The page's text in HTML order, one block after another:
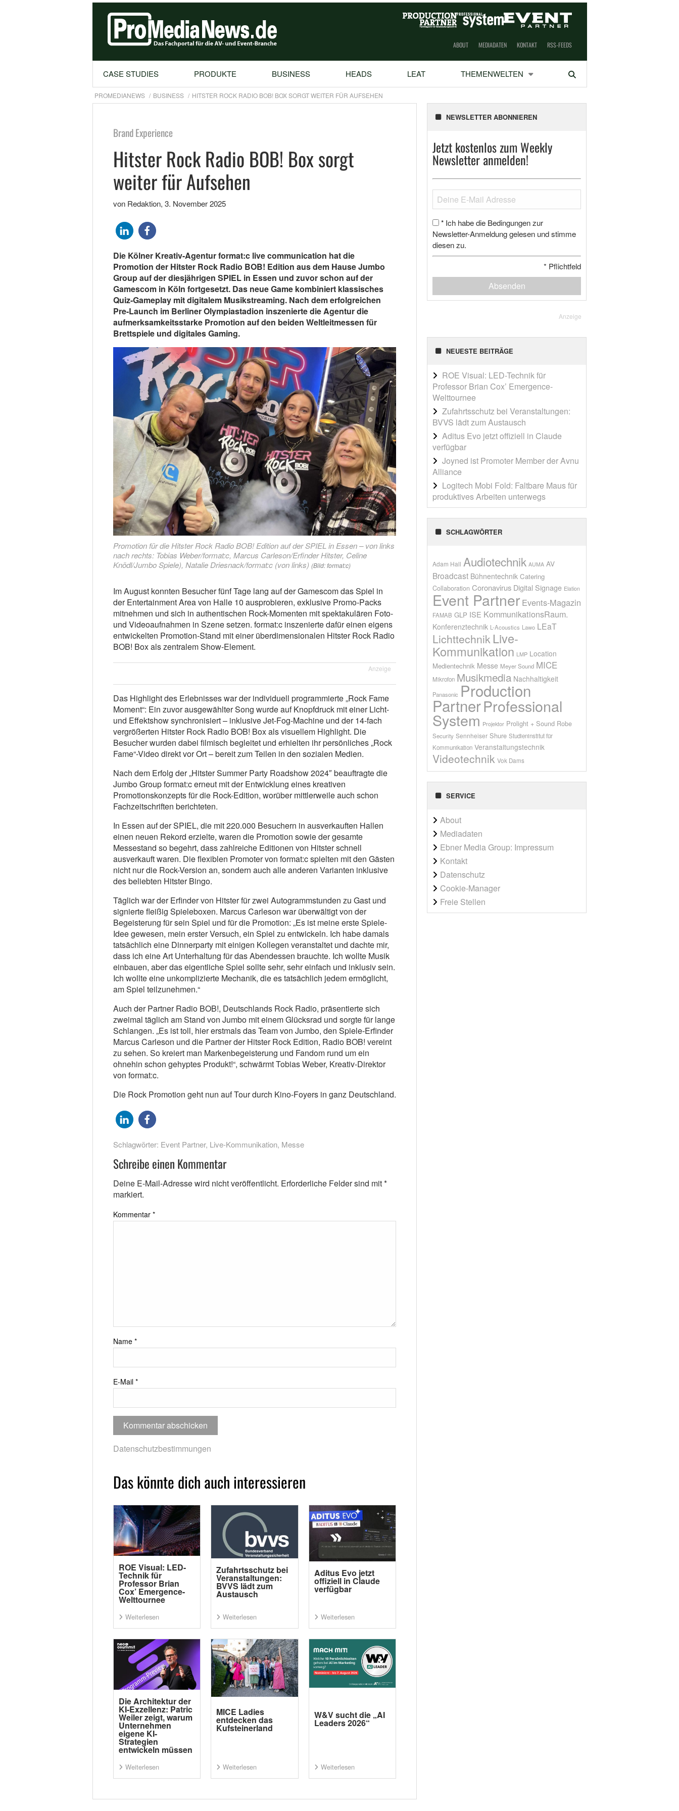
ABOUT MEDIADATEN KONTAKT RSS-FEEDS
CASE STUDIES PRODUKTE BUSINESS HEADS LEAT THEMENWELTEN Suchen
PROMEDIANEWS BUSINESS HITSTER ROCK RADIO BOB! BOX SORGT WEITER FÜR AUFSEHEN
Brand Experience
Hitster Rock Radio BOB! Box sorgt
weiter für Aufsehen
von Redaktion, 3. November 2025
Die Kölner Kreativ-Agentur format:c live communication hat die
Promotion der Hitster Rock Radio BOB! Edition aus dem Hause Jumbo
Group auf der diesjährigen SPIEL in Essen und zuvor schon auf der
Gamescom in Köln fortgesetzt. Das neue Game kombiniert klassisches
Quiz-Gameplay mit digitalem Musikstreaming. Nach dem erfolgreichen
Pre-Launch im Berliner Olympiastadion inszenierte die Agentur die
aufmerksamkeitsstarke Promotion auf den beiden Weltleitmessen für
Brettspiele und digitales Gaming.
Promotion für die Hitster Rock Radio BOB! Edition auf der SPIEL in Essen – von links
nach rechts: Tobias Weber/format:c, Marcus Carleson/Erfinder Hitster, Celine
Knödl/Jumbo Spiele), Natalie Driesnack/format:c (von links) (Bild: format:c)
Im August konnten Besucher fünf Tage lang auf der Gamescom das Spiel in
der Entertainment Area von Halle 10 ausprobieren, exklusive Promo-Packs
mitnehmen und sich in authentischen Rock-Momenten mit spektakulären Foto-
und Videoaufnahmen in Szene setzen. format:c inszenierte dafür einen eigens
entwickelten Promotion-Stand mit einer überdimensionalen Hitster Rock Radio
BOB! Box als zentralem Show-Element.
Anzeige
Das Highlight des Erlebnisses war der individuell programmierte „Rock Fame
Moment“: Ein zuvor ausgewählter Song wurde auf Knopfdruck mit einer Licht-
und Effektshow synchronisiert – inklusive Jet-Fog-Machine und der 14-fach
vergrößerten Hitster Rock Radio BOB! Box als visuellem Highlight. Die
Besucher wurden dabei filmisch begleitet und erhielten ihr persönliches „Rock
Fame“-Video direkt vor Ort – bereit zum Teilen in den sozialen Medien.
Nach dem Erfolg der „Hitster Summer Party Roadshow 2024″ beauftragte die
Jumbo Group format:c erneut mit der Entwicklung eines kreativen
Promotionskonzepts für die Rock-Edition, worüber mittlerweile auch schon
Fachzeitschriften berichteten.
In Essen auf der SPIEL, die mit 220.000 Besuchern in ausverkauften Hallen
einen neuen Rekord erzielte, waren die Promotion sowie der gesamte
Messestand so begehrt, dass zahlreiche Editionen von Hitster schnell
ausverkauft waren. Die flexiblen Promoter von format:c spielten mit den Gästen
nicht nur die Rock-Version an, sondern auch alle anderen Varianten inklusive
des beliebten Hitster Bingo.
Täglich war der Erfinder von Hitster für zwei Autogrammstunden zu Gast und
signierte fleißig Spieleboxen. Marcus Carleson war überwältigt von der
Begeisterung für sein Spiel und für die Promotion: „Es ist meine erste Spiele-
Idee gewesen, mein erster Versuch, ein Spiel zu entwickeln. Ich habe damals
tatsächlich eine Dinnerparty mit einigen Kollegen veranstaltet und dachte mir,
dass ich eine Art Unterhaltung für das Abendessen brauchte. Ich wollte Musik
einbauen, aber das eigentliche Spiel sollte sehr, sehr einfach und inklusiv sein.
Ich wollte eine unkomplizierte Mechanik, die es tatsächlich jedem ermöglicht,
am Spiel teilzunehmen.“
Auch der Partner Radio BOB!, Deutschlands Rock Radio, präsentierte sich
zweimal täglich am Stand von Jumbo mit einem Glücksrad und sorgte für lange
Schlangen. „Es ist toll, hier erstmals das Team von Jumbo, den Spiele-Erfinder
Marcus Carleson und die Partner der Hitster Rock Edition, Radio BOB! vereint
zu sehen. So kreiert man Markenbegeisterung und Fandom rund um ein
ohnehin schon gehyptes Produkt!“, schwärmt Tobias Weber, Kreativ-Direktor
von format:c.
Die Rock Promotion geht nun auf Tour durch Kino-Foyers in ganz Deutschland.
Schlagwörter: Event Partner, Live-Kommunikation, Messe
Schreibe einen Kommentar
Deine E-Mail-Adresse wird nicht veröffentlicht. Erforderliche Felder sind mit*
markiert.
Kommentar *
Name *
E-Mail *
Datenschutzbestimmungen
Das könnte dich auch interessieren
ROE Visual: LED-
Technik für
Professor Brian
Cox’ Emergence-
Welttournee
Weiterlesen
Zufahrtsschutz bei
Veranstaltungen:
BVVS lädt zum
Austausch
Weiterlesen
Aditus Evo jetzt
offiziell in Claude
verfügbar
Weiterlesen
Die Architektur der
KI-Exzellenz: Patric
Weiler zeigt, warum
Unternehmen
eigene KI-
Strategien
entwickeln müssen
Weiterlesen
MICE Ladies
entdecken das
Kufsteinerland
Weiterlesen
W&V sucht die „AI
Leaders 2026“
Weiterlesen
NEWSLETTER ABONNIEREN
Jetzt kostenlos zum Weekly
Newsletter anmelden!
* Ich habe die Bedingungen zur
Newsletter-Anmeldung gelesen und stimme
diesen zu.
* Pflichtfeld
Absenden
Anzeige
NEUESTE BEITRÄGE
ROE Visual: LED-Technik für
Professor Brian Cox’ Emergence-
Welttournee
Zufahrtsschutz bei Veranstaltungen:
BVVS lädt zum Austausch
Aditus Evo jetzt offiziell in Claude
verfügbar
Joyned ist Promoter Member der Avnu
Alliance
Logitech Mobi Fold: Faltbare Maus für
produktives Arbeiten unterwegs
SCHLAGWÖRTER
Adam Hall Audiotechnik AUMA AV
Broadcast Bühnentechnik Catering
Collaboration Coronavirus Digital Signage Elation
Event Partner Events-Magazin
FAMAB GLP ISE KommunikationsRaum.
Konferenztechnik L-Acoustics Lawo LEaT
Lichttechnik Live-
Kommunikation LMP Location
Medientechnik Messe Meyer Sound MICE
Mikrofon Musikmedia Nachhaltigkeit
Panasonic Production
PartnerProfessional
System Projektor Prolight + Sound Robe
Security Sennheiser Shure Studieninstitut für
Kommunikation Veranstaltungstechnik
Videotechnik Vok Dams
SERVICE
About
Mediadaten
Ebner Media Group: Impressum
Kontakt
Datenschutz
Cookie-Manager
Freie Stellen